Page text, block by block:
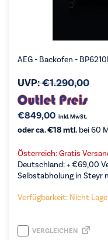
AEG - Backofen -
UVP:€1.290,00
€849,00 inkl. MwSt.
oder ca. €18 mtl. bei 60
Österreich: Gratis
Deutschland: +€69,00
Selbstabholung in Steyr
Verfügbarkeit: Nicht
VERGLEICHEN